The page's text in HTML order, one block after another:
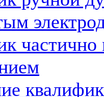
частично